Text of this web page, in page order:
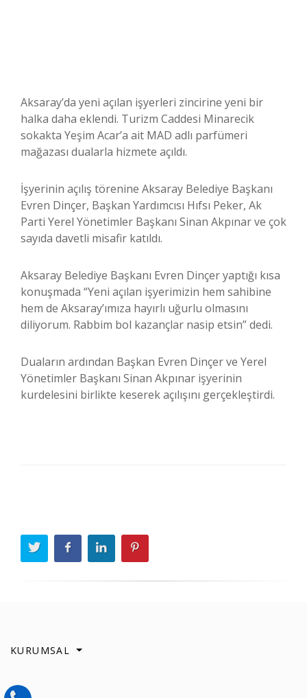
Aksaray’da yeni açılan işyerleri zincirine yeni bir
halka daha eklendi. Turizm Caddesi Minarecik
sokakta Yeşim Acar’a ait MAD adlı parfümeri
mağazası dualarla hizmete açıldı.
İşyerinin açılış törenine Aksaray Belediye Başkanı
Evren Dinçer, Başkan Yardımcısı Hıfsı Peker, Ak
Parti Yerel Yönetimler Başkanı Sinan Akpınar ve çok
sayıda davetli misafir katıldı.
Aksaray Belediye Başkanı Evren Dinçer yaptığı kısa
konuşmada “Yeni açılan işyerimizin hem sahibine
hem de Aksaray’ımıza hayırlı uğurlu olmasını
diliyorum. Rabbim bol kazançlar nasip etsin” dedi.
Duaların ardından Başkan Evren Dinçer ve Yerel
Yönetimler Başkanı Sinan Akpınar işyerinin
kurdelesini birlikte keserek açılışını gerçekleştirdi.
KURUMSAL